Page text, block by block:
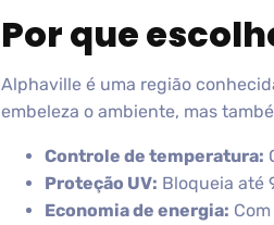
Por que
Alphaville é uma região
embeleza o ambiente, mas
Controle de temperatura:
Proteção UV: Bloqueia até
Economia de energia: